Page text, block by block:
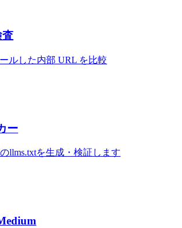
査
ルした内部 URL を比較
ー
llms.txtを生成・検証します